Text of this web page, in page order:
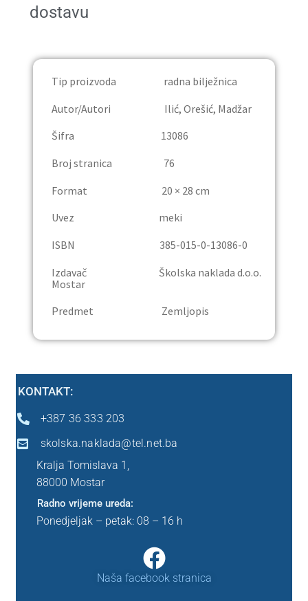
Publicistika
Trgovina
Osnovna škola
Četvrti razred
Lektira
Osmi razred
Ostalo
Predškola
Šesti razred
Prvi razred
dostavu
Tip proizvoda radna bilježnica
Autor/Autori Ilić, Orešić, Madžar
Šifra 13086
Broj stranica 76
Format 20 × 28 cm
Uvez meki
ISBN 385-015-0-13086-0
Izdavač Školska naklada d.o.o.
Mostar
Predmet Zemljopis
KONTAKT:
+387 36 333 203
skolska.naklada@tel.net.ba
Kralja Tomislava 1,
88000 Mostar
Radno vrijeme ureda:
Ponedjeljak – petak: 08 – 16 h
Naša facebook stranica